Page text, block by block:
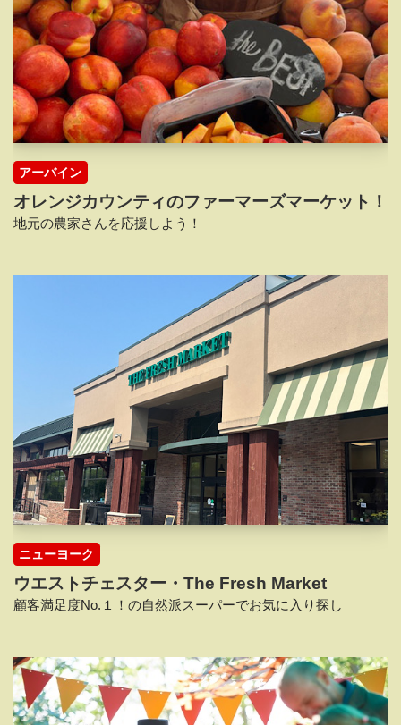
アーバイン
オレンジカウンティのファーマーズマーケット！
地元の農家さんを応援しよう！
ニューヨーク
ウエストチェスター・The Fresh Market
顧客満足度No.１！の自然派スーパーでお気に入り探し